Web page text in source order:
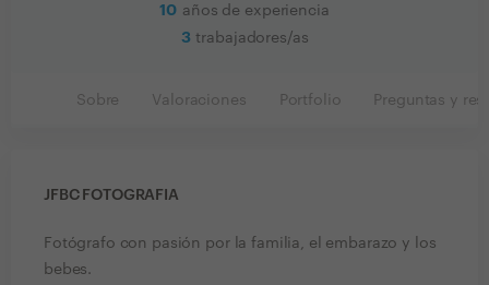
10 años de experiencia
3 trabajadores/as
Sobre Valoraciones Portfolio Preguntas y
JFBC FOTOGRAFIA
Fotógrafo con pasión por la familia, el embarazo y los
bebes.